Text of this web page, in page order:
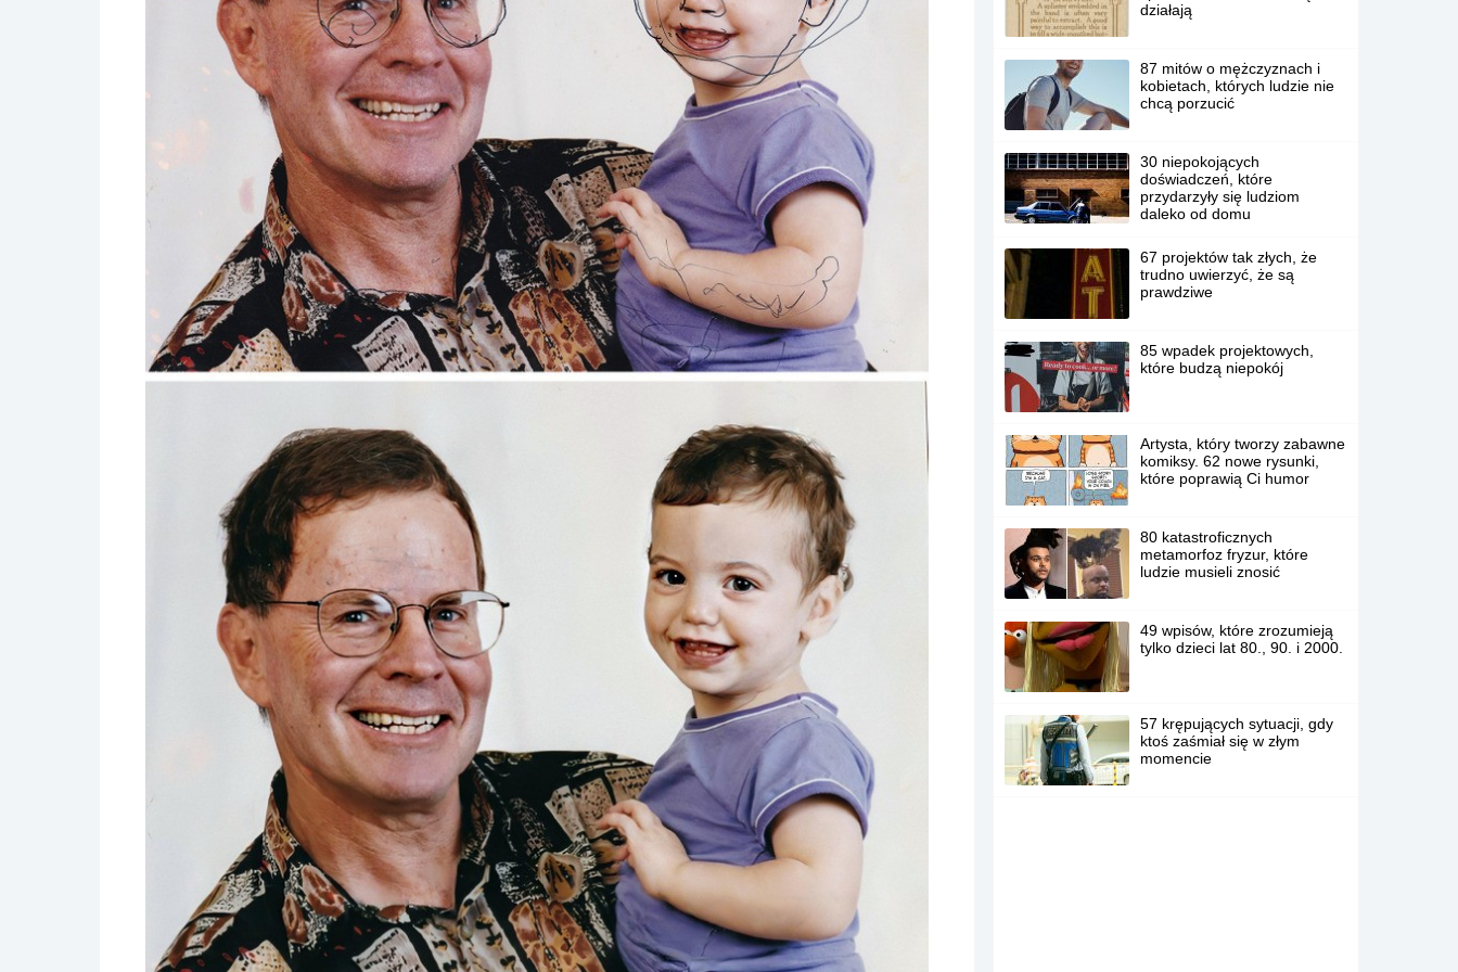
działają
87 mitów o mężczyznach i
kobietach, których ludzie nie
chcą porzucić
30 niepokojących
doświadczeń, które
przydarzyły się ludziom
daleko od domu
67 projektów tak złych, że
trudno uwierzyć, że są
prawdziwe
85 wpadek projektowych,
które budzą niepokój
Artysta, który tworzy zabawne
komiksy. 62 nowe rysunki,
które poprawią Ci humor
80 katastroficznych
metamorfoz fryzur, które
ludzie musieli znosić
49 wpisów, które zrozumieją
tylko dzieci lat 80., 90. i 2000.
57 krępujących sytuacji, gdy
ktoś zaśmiał się w złym
momencie